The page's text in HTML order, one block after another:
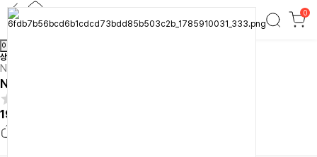
N.I.P 파워 플랫 강염 버너 블랙 0
이전
상품간략정보 및 구매기능
N.I.P
N.I.P 파워 플랫 강염 버너 블랙
198,900원